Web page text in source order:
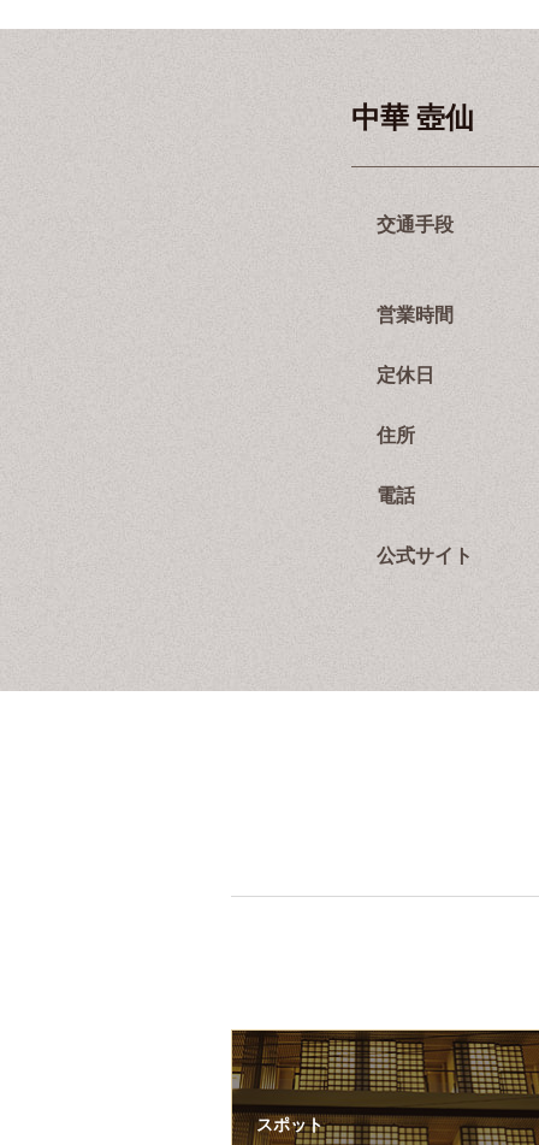
中華 壺仙
交通手段
営業時間
定休日
住所
電話
公式サイト
スポット